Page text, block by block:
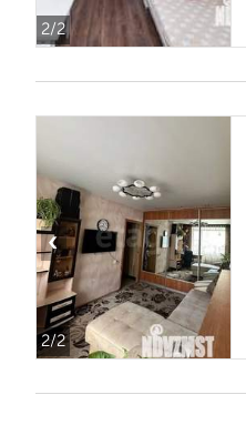
2/2
2/2
‹